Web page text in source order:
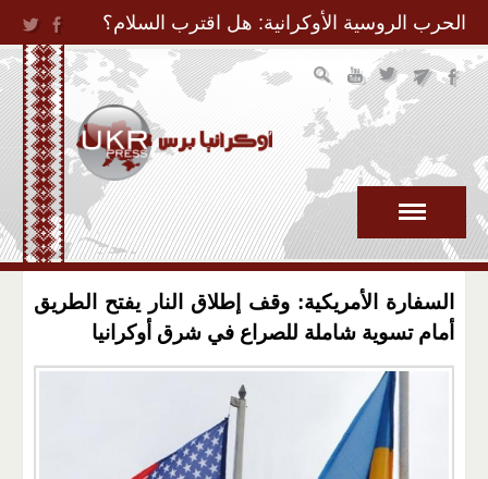
Jump to Navigation
الحرب الروسية الأوكرانية: هل اقترب السلام؟
السفارة الأمريكية: وقف إطلاق النار يفتح الطريق
أمام تسوية شاملة للصراع في شرق أوكرانيا